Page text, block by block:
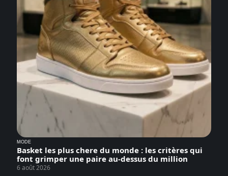
MODE
Basket les plus chere du monde : les critères qui
font grimper une paire au-dessus du million
6 août 2026